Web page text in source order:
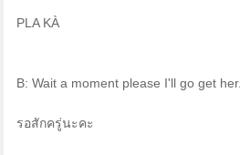
PLA KÀ
B: Wait a moment please I'll go get her.
รอสักครู่นะคะ